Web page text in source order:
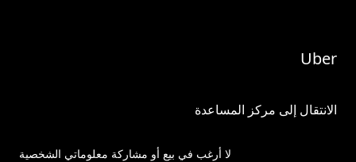
Uber
الانتقال إلى مركز المساعدة
لا أرغب في بيع أو مشاركة معلوماتي الشخصية